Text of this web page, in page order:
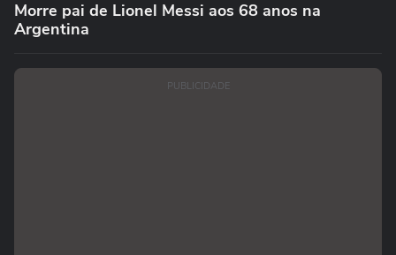
Morre pai de Lionel Messi aos 68 anos na
Argentina
PUBLICIDADE